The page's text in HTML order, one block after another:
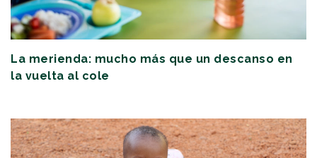
La merienda: mucho más que un descanso en
la vuelta al cole